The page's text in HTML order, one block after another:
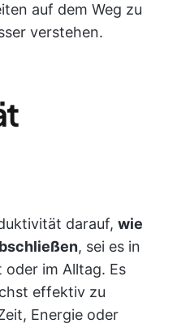
auf dem Weg zu
verstehen.
darauf, wie
, sei es in
oder im Alltag. Es
effektiv zu
Energie oder